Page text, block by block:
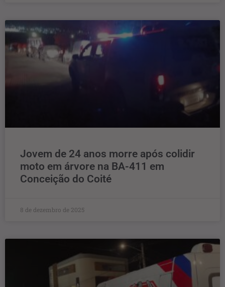
Jovem de 24 anos morre após colidir
moto em árvore na BA-411 em
Conceição do Coité
8 de dezembro de 2025